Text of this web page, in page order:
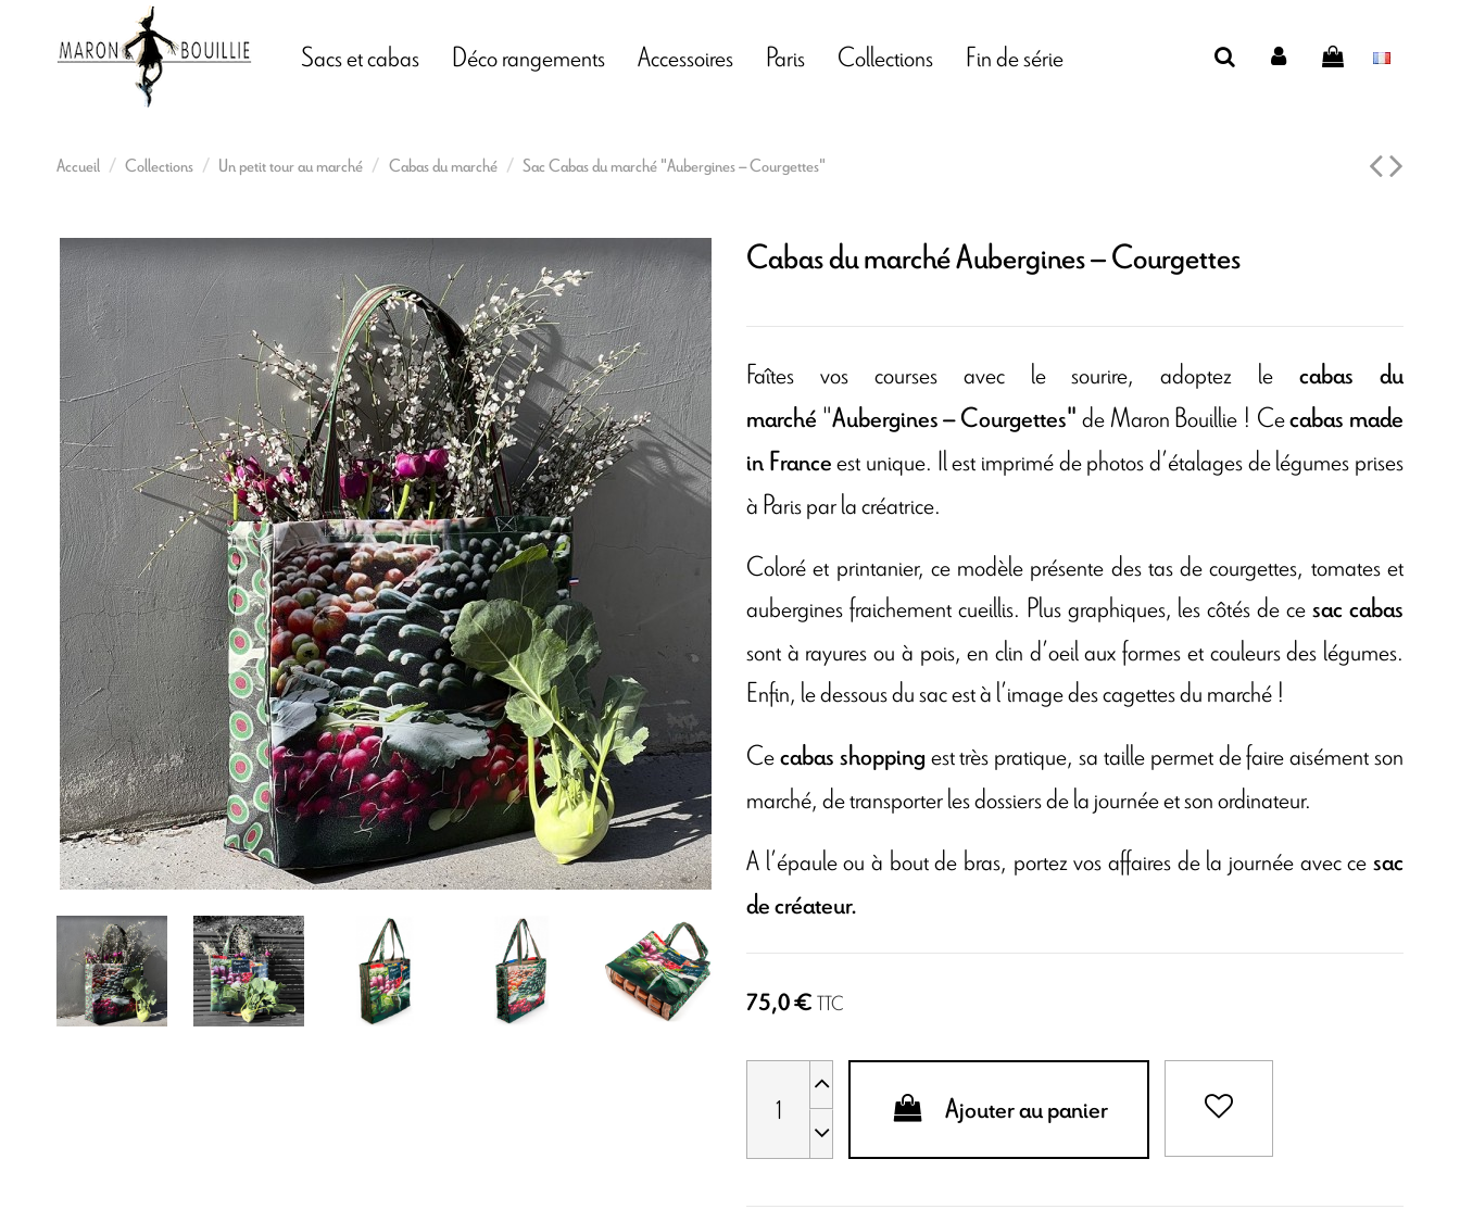
Sacs et cabas Déco rangements Accessoires Paris Collections Fin de série
Accueil Collections Un petit tour au marché Cabas du marché Sac Cabas du marché "Aubergines – Courgettes"
Cabas du marché Aubergines – Courgettes
Faîtes vos courses avec le sourire, adoptez le cabas du
marché "Aubergines – Courgettes"de Maron Bouillie ! Cecabas made
in Franceest unique. Il est imprimé de photos d’étalages de légumes prises
à Paris par la créatrice.
Coloré et printanier, ce modèle présente des tas de courgettes, tomates et
aubergines fraichement cueillis. Plus graphiques, les côtés de cesac cabas
sont à rayures ou à pois, en clin d’oeil aux formes et couleurs des légumes.
Enfin, le dessous du sac est à l’image des cagettes du marché !
Cecabas shoppingest très pratique, sa taille permet de faire aisément son
marché, de transporter les dossiers de la journée et son ordinateur.
A l’épaule ou à bout de bras, portez vos affaires de la journée avec cesac
de créateur.
75,0 €TTC
Ajouter au panier